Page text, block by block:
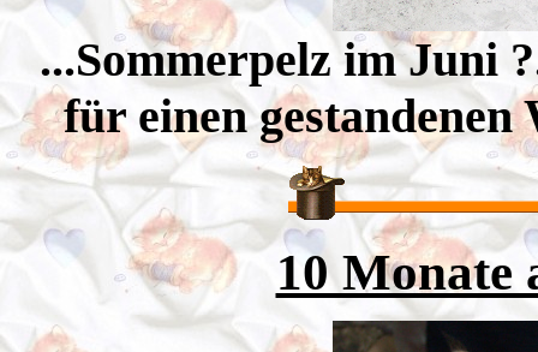
...Sommerpelz im Juni
für einen
10 Monate